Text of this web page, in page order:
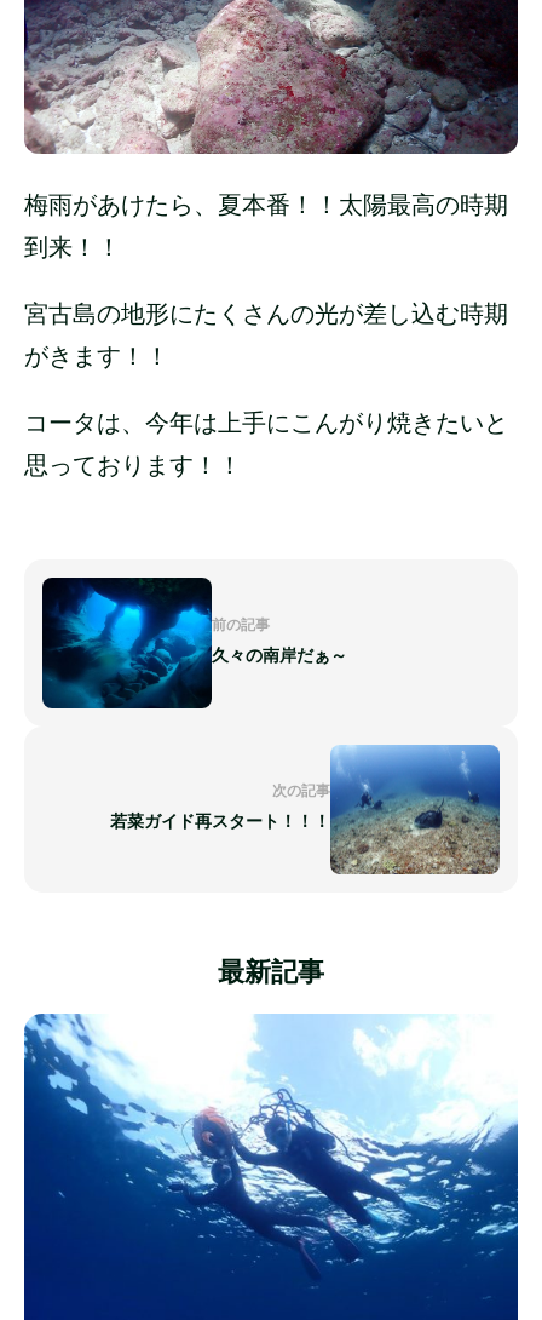
梅雨があけたら、夏本番！！太陽最高の時期
到来！！
宮古島の地形にたくさんの光が差し込む時期
がきます！！
コータは、今年は上手にこんがり焼きたいと
思っております！！
前の記事
久々の南岸だぁ～
次の記事
若菜ガイド再スタート！！！
最新記事